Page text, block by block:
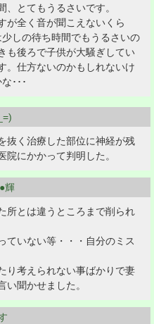
、とてもうるさいです。
が全く音が聞こえないくら
しの待ち時間でもうるさいの
も後ろで子供が大騒ぎしてい
。仕方ないのかもしれないけ
･･･
抜く治療した部位に神経が残
院にかかって判明した。
輝
所とは違うところまで削られ
ていない等・・・自分のミス
り考えられない事ばかりで妻
い聞かせました。